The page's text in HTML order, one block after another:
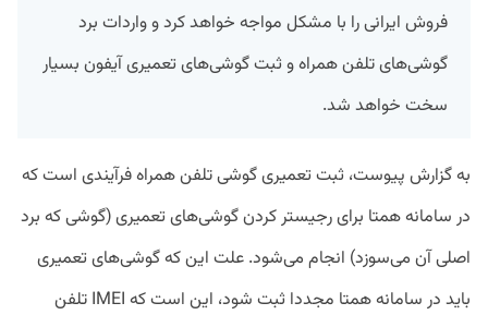
فروش ایرانی را با مشکل مواجه خواهد کرد و واردات برد
گوشی‌های تلفن همراه و ثبت گوشی‌های تعمیری آیفون بسیار
سخت خواهد شد.
به گزارش پیوست، ثبت تعمیری گوشی تلفن همراه فرآیندی است که
در سامانه همتا برای رجیستر کردن گوشی‌های تعمیری (گوشی که برد
اصلی آن می‌سوزد) انجام می‌شود. علت این که گوشی‌های تعمیری
باید در سامانه همتا مجددا ثبت شود، این است که IMEI تلفن